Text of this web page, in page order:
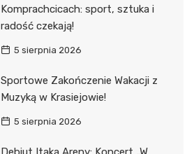
Komprachcicach: sport, sztuka i
radość czekają!
5 sierpnia 2026
Sportowe Zakończenie Wakacji z
Muzyką w Krasiejowie!
5 sierpnia 2026